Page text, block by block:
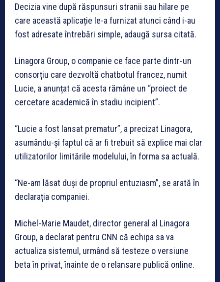
Decizia vine după răspunsuri stranii sau hilare pe
care această aplicație le-a furnizat atunci când i-au
fost adresate întrebări simple, adaugă sursa citată.
Linagora Group, o companie ce face parte dintr-un
consorțiu care dezvoltă chatbotul francez, numit
Lucie, a anunțat că acesta rămâne un “proiect de
cercetare academică în stadiu incipient”.
“Lucie a fost lansat prematur”, a precizat Linagora,
asumându-și faptul că ar fi trebuit să explice mai clar
utilizatorilor limitările modelului, în forma sa actuală.
“Ne-am lăsat duși de propriul entuziasm”, se arată în
declarația companiei.
Michel-Marie Maudet, director general al Linagora
Group, a declarat pentru CNN că echipa sa va
actualiza sistemul, urmând să testeze o versiune
beta în privat, înainte de o relansare publică online.